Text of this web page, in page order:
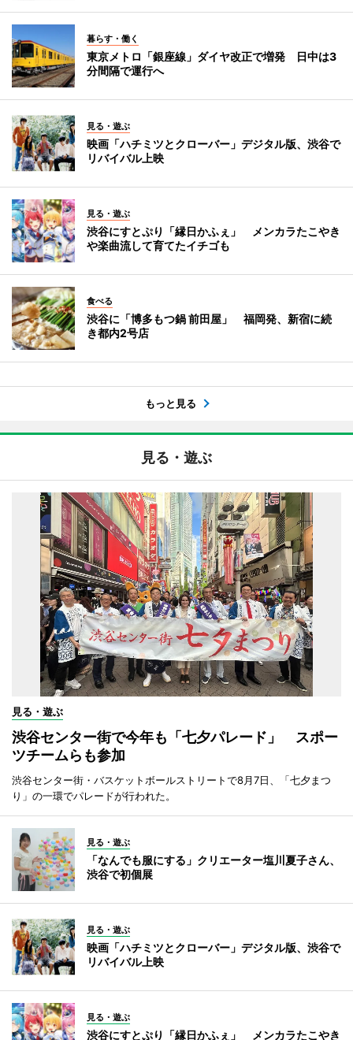
暮らす・働く
東京メトロ「銀座線」ダイヤ改正で増発 日中は3
分間隔で運行へ
見る・遊ぶ
映画「ハチミツとクローバー」デジタル版、渋谷で
リバイバル上映
見る・遊ぶ
渋谷にすとぷり「縁日かふぇ」 メンカラたこやき
や楽曲流して育てたイチゴも
食べる
渋谷に「博多もつ鍋 前田屋」 福岡発、新宿に続
き都内2号店
もっと見る
見る・遊ぶ
見る・遊ぶ
渋谷センター街で今年も「七夕パレード」 スポー
ツチームらも参加
渋谷センター街・バスケットボールストリートで8月7日、「七夕まつ
り」の一環でパレードが行われた。
見る・遊ぶ
「なんでも服にする」クリエーター塩川夏子さん、
渋谷で初個展
見る・遊ぶ
映画「ハチミツとクローバー」デジタル版、渋谷で
リバイバル上映
見る・遊ぶ
渋谷にすとぷり「縁日かふぇ」 メンカラたこやき